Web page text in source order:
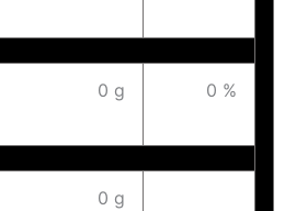
0 g 0 %
0 g